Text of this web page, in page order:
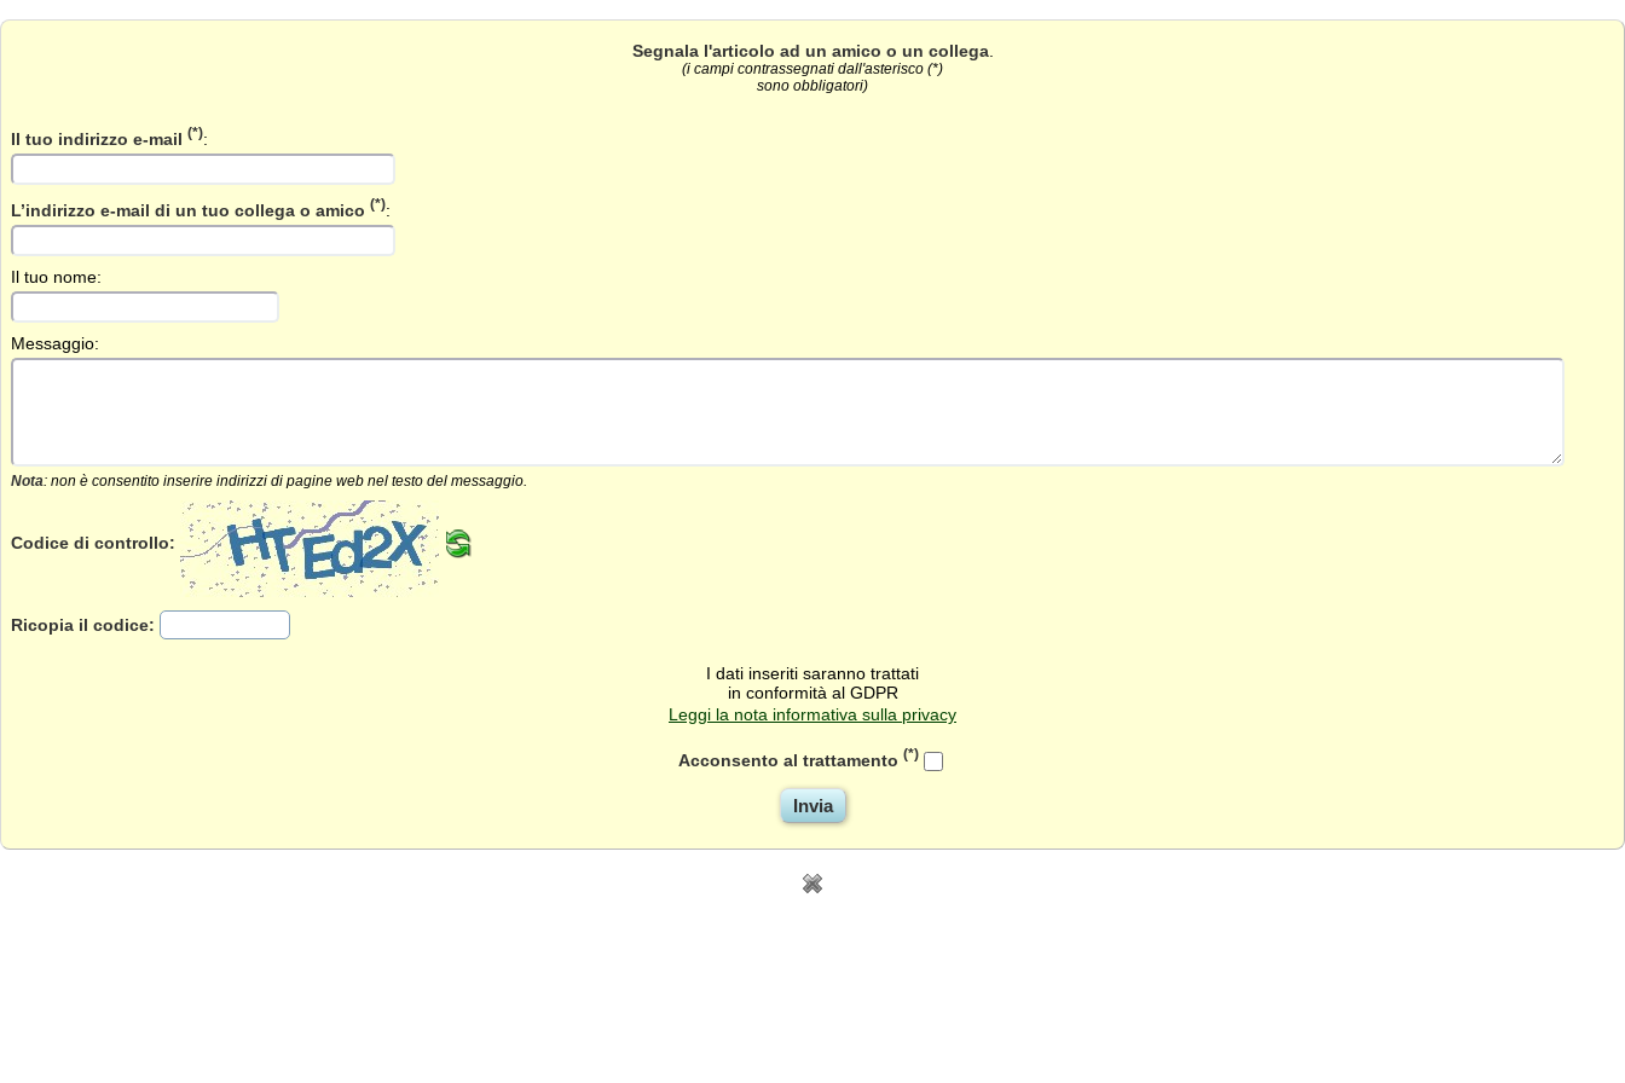
Segnala l'articolo ad un amico o un collega.
(i campi contrassegnati dall'asterisco (*)
sono obbligatori)
Il tuo indirizzo e-mail (*):
L’indirizzo e-mail di un tuo collega o amico (*):
Il tuo nome:
Messaggio:
Nota: non è consentito inserire indirizzi di pagine web nel testo del messaggio.
Codice di controllo:
Ricopia il codice:
I dati inseriti saranno trattati
in conformità al GDPR
Leggi la nota informativa sulla privacy
Acconsento al trattamento (*)